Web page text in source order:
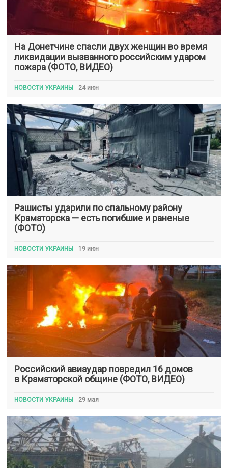
На Донетчине спасли двух женщин во время
ликвидации вызванного российским ударом
пожара (ФОТО, ВИДЕО)
НОВОСТИ УКРАИНЫ 24 июн
Рашисты ударили по спальному району
Краматорска — есть погибшие и раненые
(ФОТО)
НОВОСТИ УКРАИНЫ 19 июн
Российский авиаудар повредил 16 домов
в Краматорской общине (ФОТО, ВИДЕО)
НОВОСТИ УКРАИНЫ 29 мая